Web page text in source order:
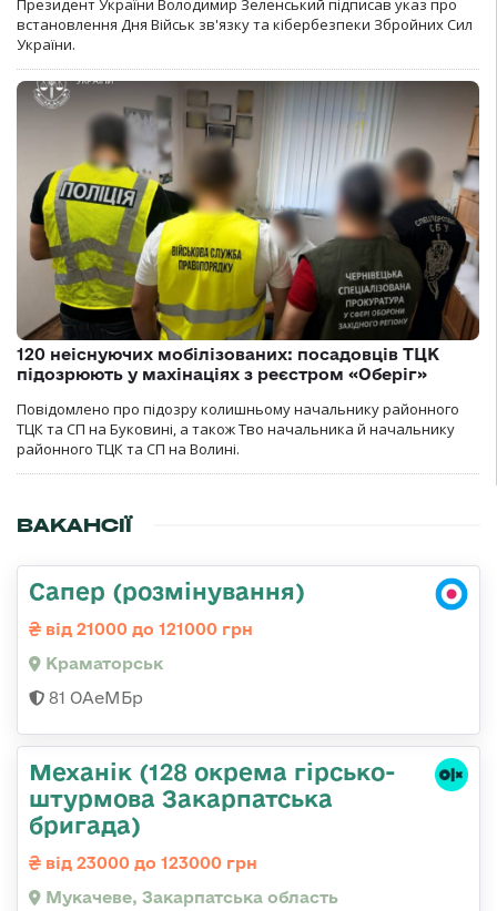
встановлення Дня Військ зв'язку та кібербезпеки Збройних Сил
України.
120 неіснуючих мобілізованих: посадовців ТЦК
підозрюють у махінаціях з реєстром «Оберіг»
Повідомлено про підозру колишньому начальнику районного
ТЦК та СП на Буковині, а також Тво начальника й начальнику
районного ТЦК та СП на Волині.
ВАКАНСІЇ
Сапер (розмінування)
від 21000 до 121000 грн
Краматорськ
81 ОАеМБр
Механік (128 окрема гірсько-
штурмова Закарпатська
бригада)
від 23000 до 123000 грн
Мукачеве, Закарпатська область